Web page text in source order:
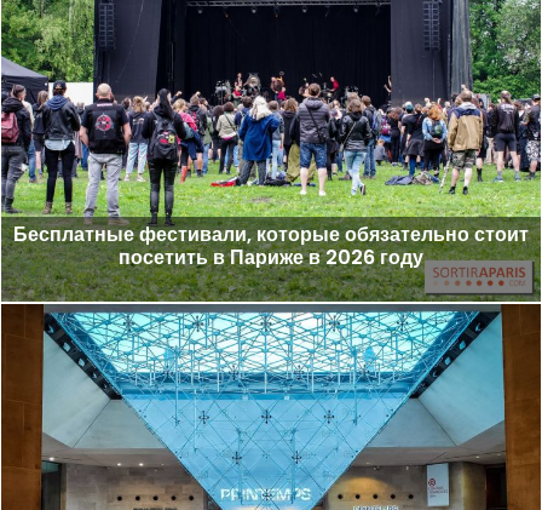
Бесплатные фестивали, которые обязательно стоит
посетить в Париже в 2026 году